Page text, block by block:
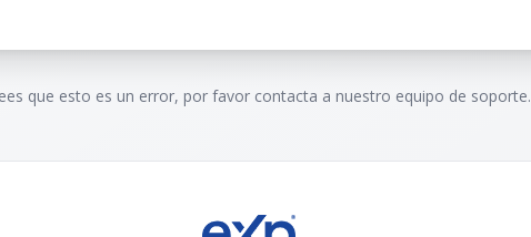
que esto es un error, por favor contacta a nuestro equipo de soporte.